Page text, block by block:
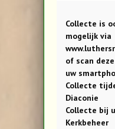
Collecte is
mogelijk via
of scan
uw
Collecte
Diaconie
Collecte bij
Kerkbeheer